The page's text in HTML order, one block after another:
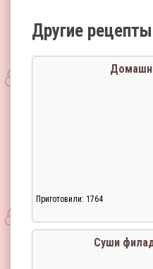
Другие
Приготовили: 1764
Суши